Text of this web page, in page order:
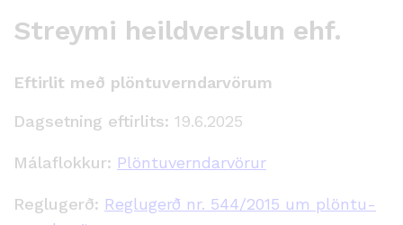
Streymi heildverslun ehf.
Eftirlit með plöntuverndarvörum
Dagsetning eftirlits: 19.6.2025
Málaflokkur: Plöntuverndarvörur
Reglugerð: Reglugerð nr. 544/2015 um plöntu­